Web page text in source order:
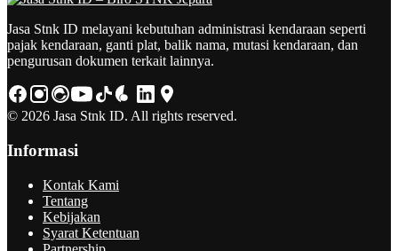
Jasa Stnk ID melayani kebutuhan administrasi kendaraan seperti
pajak kendaraan, ganti plat, balik nama, mutasi kendaraan, dan
pengurusan dokumen terkait lainnya.
© 2026 Jasa Stnk ID. All rights reserved.
Informasi
Kontak Kami
Tentang
Kebijakan
Syarat Ketentuan